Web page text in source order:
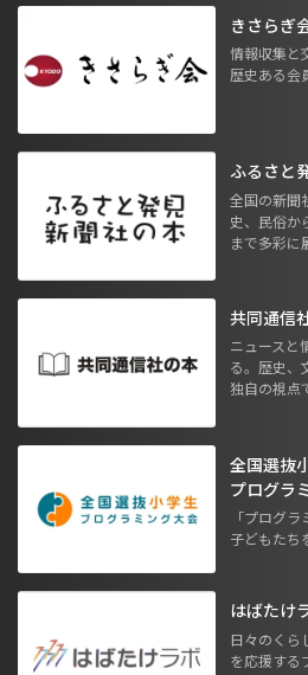
きさらぎ
情報収集と
歴史ある会
ふるさと
全国の新聞
史、民俗か
まで多彩に
共同通信
ニュースと
る。歴史、
独自の視点
全国選抜
プログラ
「プログ
子どもたち
はばたけ
日々のくら
を応援する